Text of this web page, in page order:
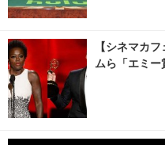
【シネマカ
ムら「エミー